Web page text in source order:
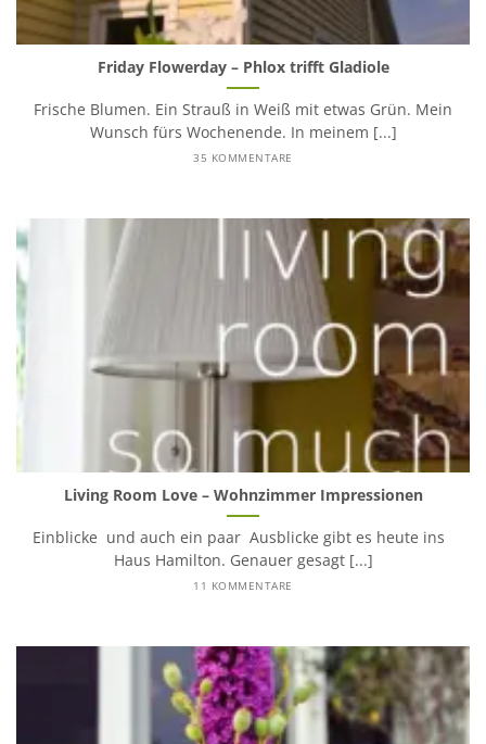
Friday Flowerday – Phlox trifft Gladiole
Frische Blumen. Ein Strauß in Weiß mit etwas Grün. Mein
Wunsch fürs Wochenende. In meinem [...]
35 KOMMENTARE
Living Room Love – Wohnzimmer Impressionen
Einblicke und auch ein paar Ausblicke gibt es heute ins
Haus Hamilton. Genauer gesagt [...]
11 KOMMENTARE